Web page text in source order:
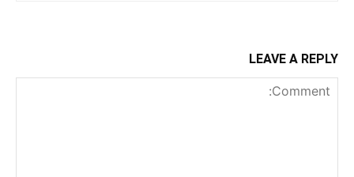
LEAVE A REPLY